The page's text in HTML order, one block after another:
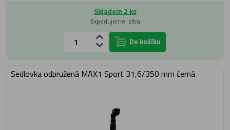
Skladem 2 ks
Expedujeme: zítra
Do košíku
Sedlovka odpružená MAX1 Sport 31,6/350 mm černá